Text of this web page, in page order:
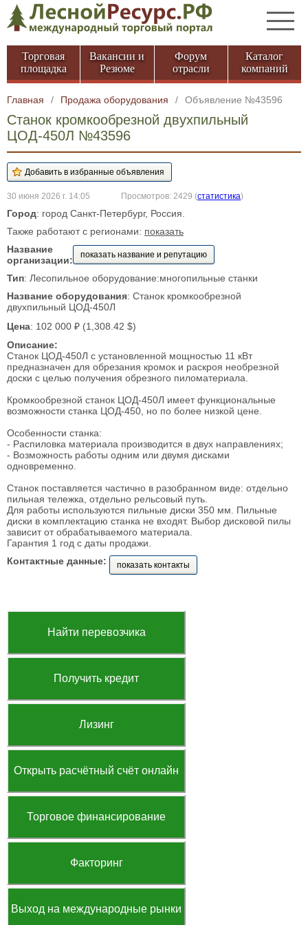
Торговая
площадка
Вакансии и
Резюме
Форум
отрасли
Каталог
компаний
Главная / Продажа оборудования / Объявление №43596
Станок кромкообрезной двухпильный
ЦОД-450Л №43596
30 июня 2026 г. 14:05 Просмотров: 2429 (статистика)
Город: город Санкт-Петербург, Россия.
Также работают с регионами: показать
Название
организации:
показать название и репутацию
Тип: Лесопильное оборудование:многопильные станки
Название оборудования: Станок кромкообрезной
двухпильный ЦОД-450Л
Цена: 102 000 ₽ (1,308.42 $)
Описание:
Станок ЦОД-450Л с установленной мощностью 11 кВт
предназначен для обрезания кромок и раскроя необрезной
доски с целью получения обрезного пиломатериала.
Кромкообрезной станок ЦОД-450Л имеет функциональные
возможности станка ЦОД-450, но по более низкой цене.
Особенности станка:
- Распиловка материала производится в двух направлениях;
- Возможность работы одним или двумя дисками
одновременно.
Станок поставляется частично в разобранном виде: отдельно
пильная тележка, отдельно рельсовый путь.
Для работы используются пильные диски 350 мм. Пильные
диски в комплектацию станка не входят. Выбор дисковой пилы
зависит от обрабатываемого материала.
Гарантия 1 год с даты продажи.
Контактные данные:
показать контакты
Найти перевозчика
Получить кредит
Лизинг
Открыть расчётный счёт онлайн
Торговое финансирование
Факторинг
Выход на международные рынки